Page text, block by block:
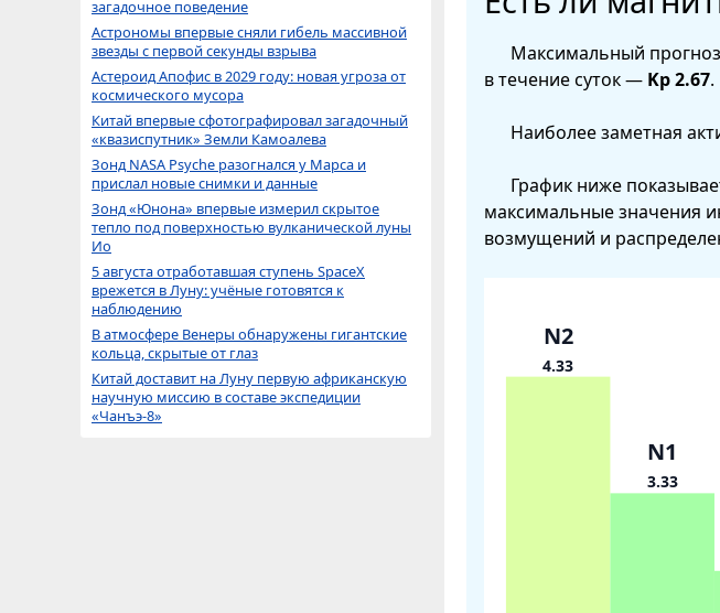
Максимальный
в течение суток — Kp 2.67.
Наиболее заметная
График ниже
максимальные значения
возмущений и
4.33
N2
3.33
N1
загадочное поведение
Астрономы впервые сняли гибель массивной
звезды с первой секунды взрыва
Астероид Апофис в 2029 году: новая угроза от
космического мусора
Китай впервые сфотографировал загадочный
«квазиспутник» Земли Камоалева
Зонд NASA Psyche разогнался у Марса и
прислал новые снимки и данные
Зонд «Юнона» впервые измерил скрытое
тепло под поверхностью вулканической луны
Ио
5 августа отработавшая ступень SpaceX
врежется в Луну: учёные готовятся к
наблюдению
В атмосфере Венеры обнаружены гигантские
кольца, скрытые от глаз
Китай доставит на Луну первую африканскую
научную миссию в составе экспедиции
«Чанъэ-8»